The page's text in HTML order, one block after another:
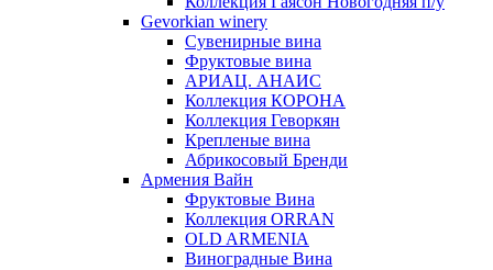
Gevorkian winery
Сувенирные вина
Фруктовые вина
АРИАЦ. АНАИС
Коллекция КОРОНА
Коллекция Геворкян
Крепленые вина
Абрикосовый Бренди
Армения Вайн
Фруктовые Вина
Коллекция ORRAN
OLD ARMENIA
Виноградные Вина